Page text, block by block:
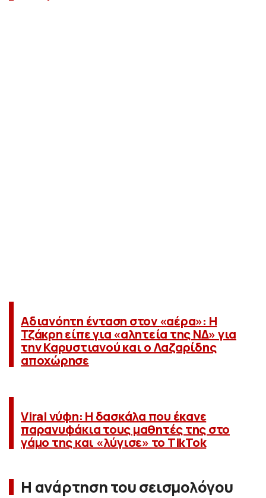
Αδιανόητη ένταση στον «αέρα»: H
Τζάκρη είπε για «αλητεία της ΝΔ» για
την Καρυστιανού και ο Λαζαρίδης
αποχώρησε
Viral νύφη: Η δασκάλα που έκανε
παρανυφάκια τους μαθητές της στο
γάμο της και «λύγισε» το TikTok
Η ανάρτηση του σεισμολόγου